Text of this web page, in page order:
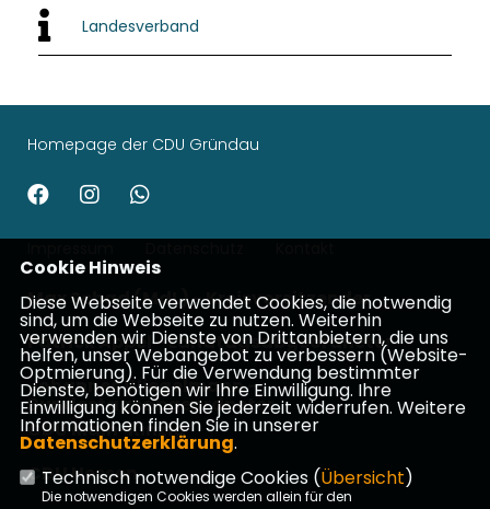
Landesverband
Homepage der CDU Gründau
Max Schad (MdL) - Kreisvorsitzender
Patrick Appel - Landtagsabgeordneter
Johannes Wiegelmann -
Bundestagsabgeordneter
CDU Main-Kinzig
CDU Hessen
Cookie Hinweis
Diese Webseite verwendet Cookies, die notwendig
sind, um die Webseite zu nutzen. Weiterhin
verwenden wir Dienste von Drittanbietern, die uns
helfen, unser Webangebot zu verbessern (Website-
Optmierung). Für die Verwendung bestimmter
Dienste, benötigen wir Ihre Einwilligung. Ihre
Einwilligung können Sie jederzeit widerrufen. Weitere
Informationen finden Sie in unserer
Datenschutzerklärung.
Technisch notwendige Cookies (Übersicht)
Die notwendigen Cookies werden allein für den